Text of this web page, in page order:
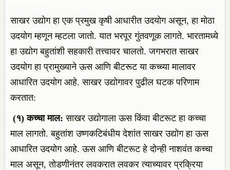
साखर उद्योग हा एक प्रमुख कृषी आधारीत उदयोग असून, हा मोठा
उदयोग म्हणून म्हटला जातो. यात भरपूर गुंतवणूक लागते. भारतामध्ये
हा उद्योग बहुतांशी सहकारी तत्त्वावर चालतो. जगभरात साखर
उदयोग हा प्रामुख्याने ऊस आणि बीटरूट या कच्च्या मालावर
आधारित उदयोग आहे. साखर उद्योगावर पुढील घटक परिणाम
करतात:
(१)कच्चामाल: साखर उद्योगाला ऊस किंवा बीटरूट हा कच्चा
माल लागतो. बहुतांश उष्णकटिबंधीय देशांत साखर उद्योग हा ऊस
आधारित उदयोग आहे. ऊस आणि बीटरूट हे दोन्ही नाशवंत कच्चा
माल असून, तोडणीनंतर लवकरात लवकर त्याच्यावर प्रक्रिया